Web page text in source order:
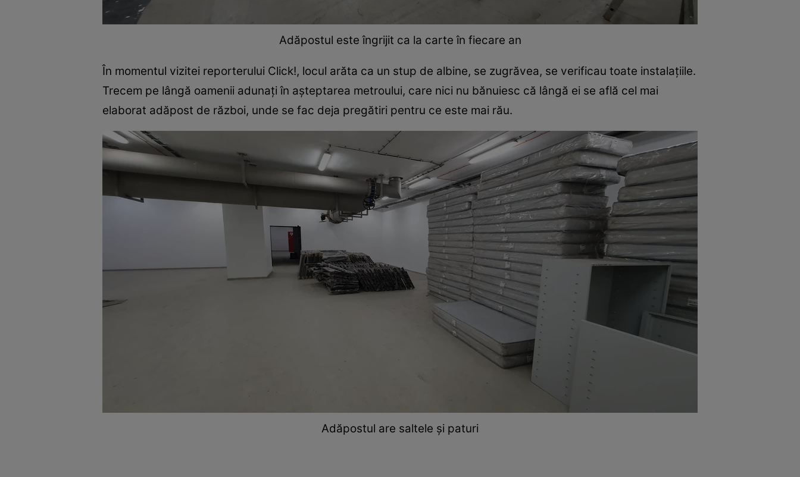
Adăpostul este îngrijit ca la carte în fiecare an
În momentul vizitei reporterului Click!, locul arăta ca un stup de albine, se zugrăvea, se verificau toate instalațiile.
Trecem pe lângă oamenii adunați în așteptarea metroului, care nici nu bănuiesc că lângă ei se află cel mai
elaborat adăpost de război, unde se fac deja pregătiri pentru ce este mai rău.
Adăpostul are saltele și paturi